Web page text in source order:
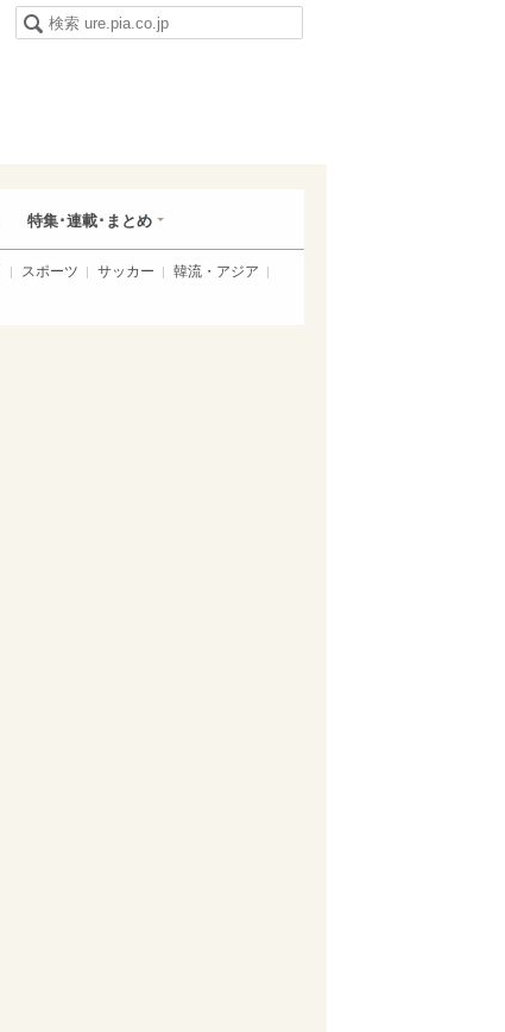
特集･連載･まとめ
スポーツ サッカー
韓流・アジア